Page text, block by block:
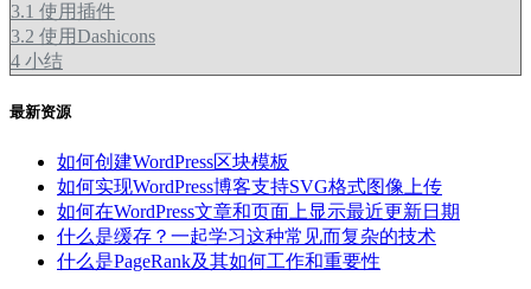
3.1 使用插件
3.2 使用Dashicons
4 小结
最新资源
如何创建WordPress区块模板
如何实现WordPress博客支持SVG格式图像上传
如何在WordPress文章和页面上显示最近更新日期
什么是缓存？一起学习这种常见而复杂的技术
什么是PageRank及其如何工作和重要性